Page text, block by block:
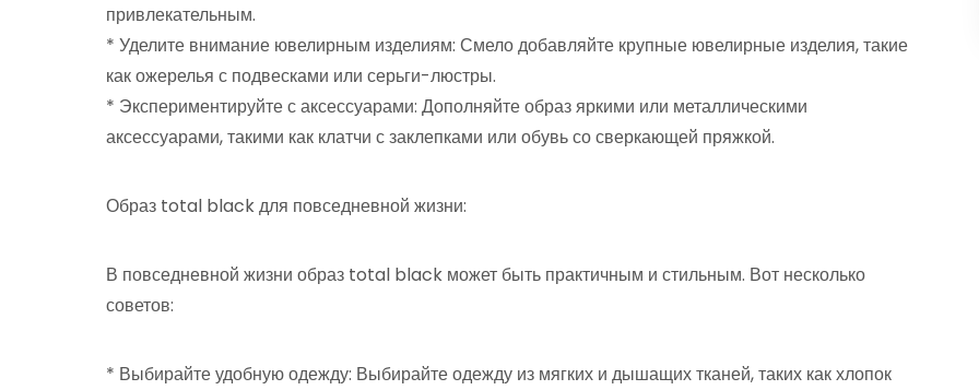
привлекательным.
* Уделите внимание ювелирным изделиям: Смело добавляйте крупные ювелирные изделия, такие
как ожерелья с подвесками или серьги-люстры.
* Экспериментируйте с аксессуарами: Дополняйте образ яркими или металлическими
аксессуарами, такими как клатчи с заклепками или обувь со сверкающей пряжкой.
Образ total black для повседневной жизни:
В повседневной жизни образ total black может быть практичным и стильным. Вот несколько
советов:
* Выбирайте удобную одежду: Выбирайте одежду из мягких и дышащих тканей, таких как хлопок